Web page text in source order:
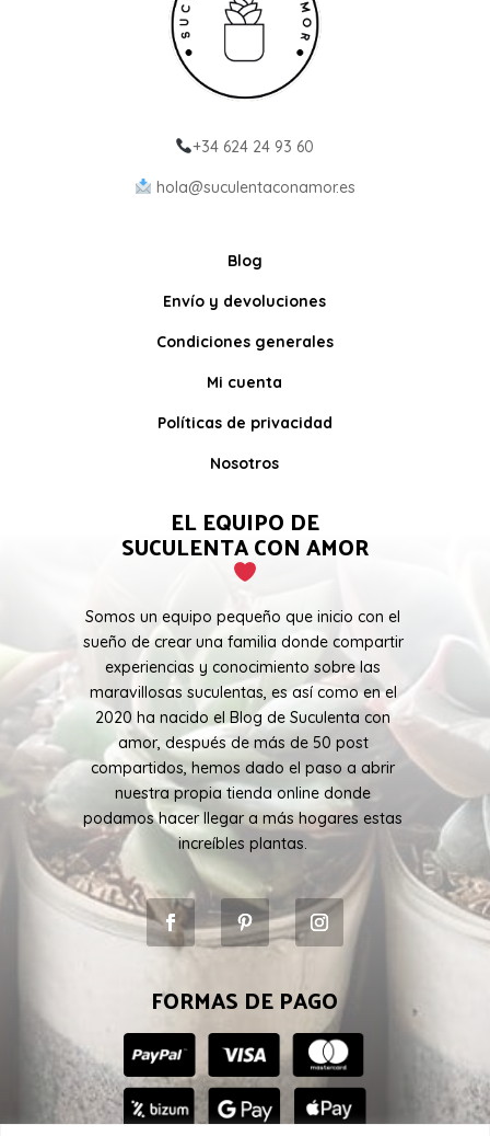
+34 624 24 93 60
hola@suculentaconamor.es
Blog
Envío y devoluciones
Condiciones generales
Mi cuenta
Políticas de privacidad
Nosotros
EL EQUIPO DE
SUCULENTA CON AMOR
Somos un equipo pequeño que inicio con el
sueño de crear una familia donde compartir
experiencias y conocimiento sobre las
maravillosas suculentas, es así como en el
2020 ha nacido el Blog de Suculenta con
amor, después de más de 50 post
compartidos, hemos dado el paso a abrir
nuestra propia tienda online donde
podamos hacer llegar a más hogares estas
increíbles plantas.
FORMAS DE PAGO